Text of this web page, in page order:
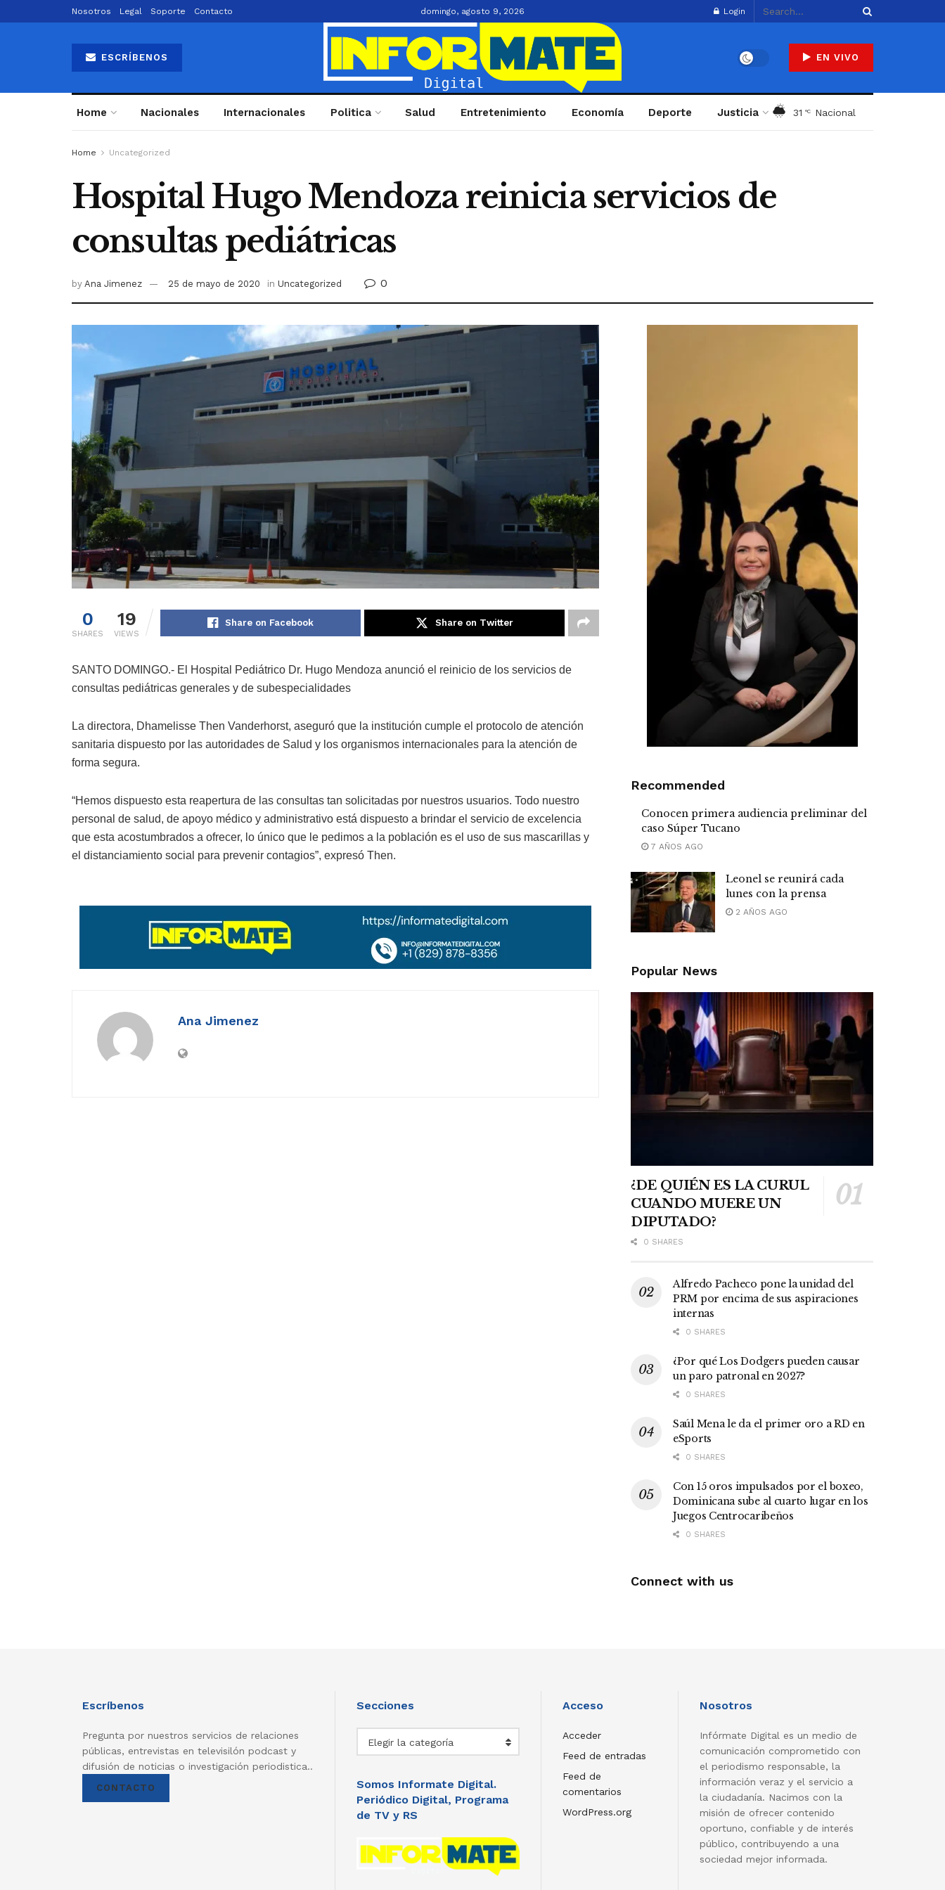
Nosotros Legal Soporte Contacto domingo, agosto 9, 2026 Login
ESCRÍBENOS EN VIVO
Home Nacionales Internacionales Politica Salud Entretenimiento Economía Deporte Justicia 31 °C Nacional
Home Uncategorized
Hospital Hugo Mendoza reinicia servicios de
consultas pediátricas
by Ana Jimenez 25 de mayo de 2020 in Uncategorized 0
0
SHARES
19
VIEWS
Share on Facebook Share on Twitter
SANTO DOMINGO.- El Hospital Pediátrico Dr. Hugo Mendoza anunció el reinicio de los servicios de
consultas pediátricas generales y de subespecialidades
La directora, Dhamelisse Then Vanderhorst, aseguró que la institución cumple el protocolo de atención
sanitaria dispuesto por las autoridades de Salud y los organismos internacionales para la atención de
forma segura.
“Hemos dispuesto esta reapertura de las consultas tan solicitadas por nuestros usuarios. Todo nuestro
personal de salud, de apoyo médico y administrativo está dispuesto a brindar el servicio de excelencia
que esta acostumbrados a ofrecer, lo único que le pedimos a la población es el uso de sus mascarillas y
el distanciamiento social para prevenir contagios”, expresó Then.
Ana Jimenez
Recommended
Conocen primera audiencia preliminar del
caso Súper Tucano
7 AÑOS AGO
Leonel se reunirá cada
lunes con la prensa
2 AÑOS AGO
Popular News
¿DE QUIÉN ES LA CURUL
CUANDO MUERE UN
DIPUTADO?
0 SHARES
Alfredo Pacheco pone la unidad del
PRM por encima de sus aspiraciones
internas
0 SHARES
¿Por qué Los Dodgers pueden causar
un paro patronal en 2027?
0 SHARES
Saúl Mena le da el primer oro a RD en
eSports
0 SHARES
Con 15 oros impulsados por el boxeo,
Dominicana sube al cuarto lugar en los
Juegos Centrocaribeños
0 SHARES
Connect with us
Escríbenos
Pregunta por nuestros servicios de relaciones
públicas, entrevistas en televisilón podcast y
difusión de noticias o investigación periodistica..
CONTACTO
Secciones
Elegir la categoría
Somos Informate Digital.
Periódico Digital, Programa
de TV y RS
Acceso
Acceder
Feed de entradas
Feed de
comentarios
WordPress.org
Nosotros
Infórmate Digital es un medio de
comunicación comprometido con
el periodismo responsable, la
información veraz y el servicio a
la ciudadanía. Nacimos con la
misión de ofrecer contenido
oportuno, confiable y de interés
público, contribuyendo a una
sociedad mejor informada.